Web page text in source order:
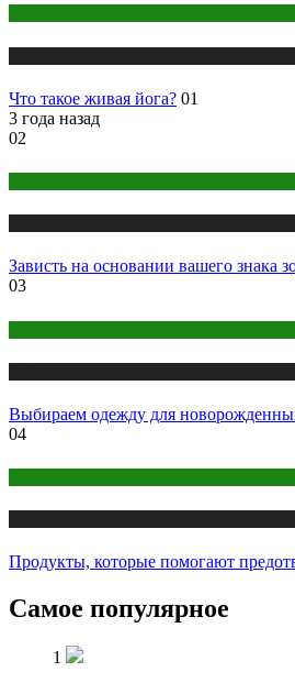
Что такое живая йога? 01
3 года назад
02
Зависть на основании вашего знака
03
Выбираем одежду для
04
Продукты, которые помогают
Самое популярное
1